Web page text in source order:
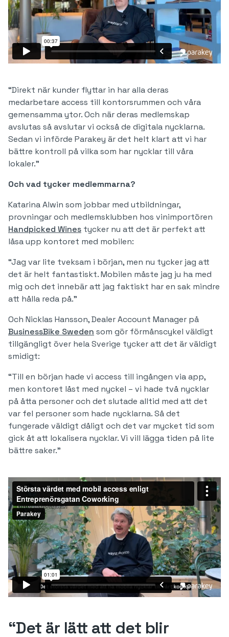
“Direkt när kunder flyttar in har alla deras
medarbetare access till kontorsrummen och våra
gemensamma ytor. Och när deras medlemskap
avslutas så avslutar vi också de digitala nycklarna.
Sedan vi införde Parakey är det helt klart att vi har
bättre kontroll på vilka som har nycklar till våra
lokaler.”
Och vad tycker medlemmarna?
Katarina Alwin som jobbar med utbildningar,
provningar och medlemsklubben hos vinimportören
Handpicked Wines tycker nu att det är perfekt att
låsa upp kontoret med mobilen:
“Jag var lite tveksam i början, men nu tycker jag att
det är helt fantastiskt. Mobilen måste jag ju ha med
mig och det innebär att jag faktiskt har en sak mindre
att hålla reda på.”
Och Nicklas Hansson, Dealer Account Manager på
BusinessBike Sweden som gör förmånscykel väldigt
tillgängligt över hela Sverige tycker att det är väldigt
smidigt:
“Till en början hade vi access till ingången via app,
men kontoret låst med nyckel – vi hade två nycklar
på åtta personer och det slutade alltid med att det
var fel personer som hade nycklarna. Så det
fungerade väldigt dåligt och det var mycket tid som
gick åt att lokalisera nycklar. Vi vill lägga tiden på lite
bättre saker.”
“Det är lätt att det blir